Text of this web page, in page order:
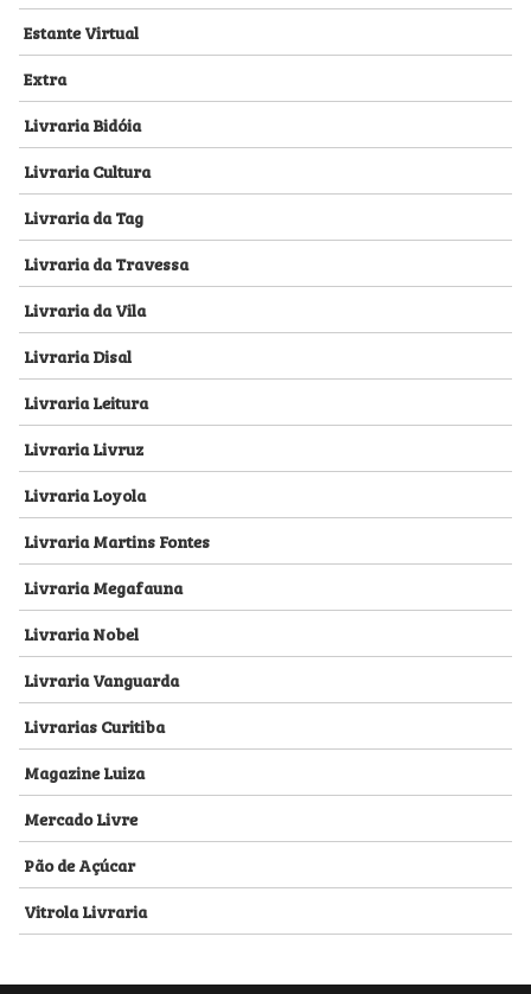
Estante Virtual
Extra
Livraria Bidóia
Livraria Cultura
Livraria da Tag
Livraria da Travessa
Livraria da Vila
Livraria Disal
Livraria Leitura
Livraria Livruz
Livraria Loyola
Livraria Martins Fontes
Livraria Megafauna
Livraria Nobel
Livraria Vanguarda
Livrarias Curitiba
Magazine Luiza
Mercado Livre
Pão de Açúcar
Vitrola Livraria